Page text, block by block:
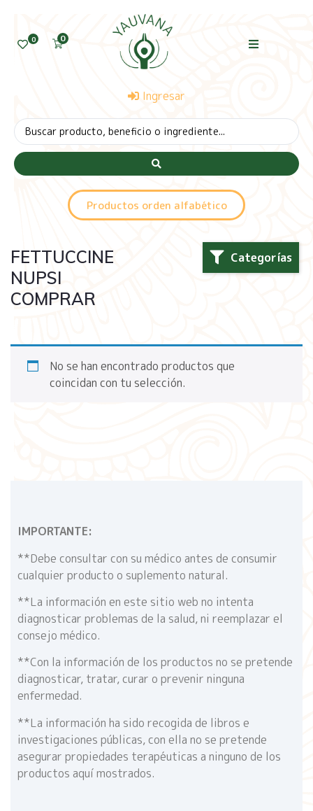
0 0
Ingresar
Productos orden alfabético
Categorías
FETTUCCINE
NUPSI
COMPRAR
No se han encontrado productos que
coincidan con tu selección.
IMPORTANTE:
**Debe consultar con su médico antes de consumir
cualquier producto o suplemento natural.
**La información en este sitio web no intenta
diagnosticar problemas de la salud, ni reemplazar el
consejo médico.
**Con la información de los productos no se pretende
diagnosticar, tratar, curar o prevenir ninguna
enfermedad.
**La información ha sido recogida de libros e
investigaciones públicas, con ella no se pretende
asegurar propiedades terapéuticas a ninguno de los
productos aquí mostrados.